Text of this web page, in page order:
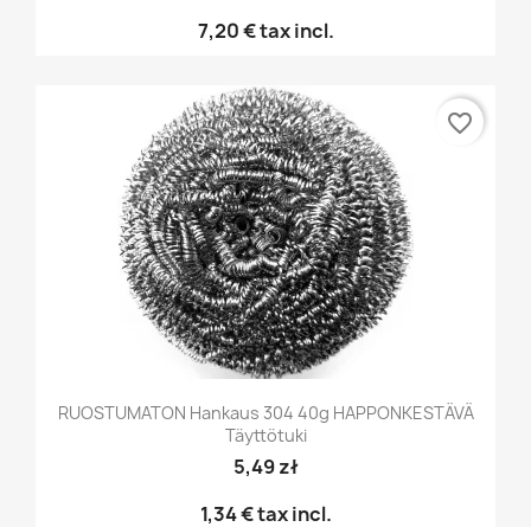
7,20 €tax incl.
RUOSTUMATON Hankaus 304 40g HAPPONKESTÄVÄ
Täyttötuki
5,49 zł
1,34 €tax incl.
favorite_border